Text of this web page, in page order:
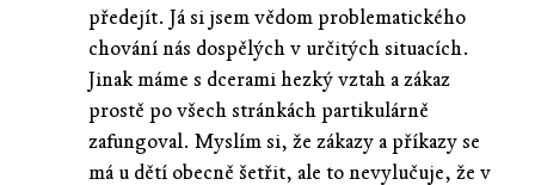
předejít. Já si jsem vědom problematického
chování nás dospělých v určitých situacích.
Jinak máme s dcerami hezký vztah a zákaz
prostě po všech stránkách partikulárně
zafungoval. Myslím si, že zákazy a příkazy se
má u dětí obecně šetřit, ale to nevylučuje, že v